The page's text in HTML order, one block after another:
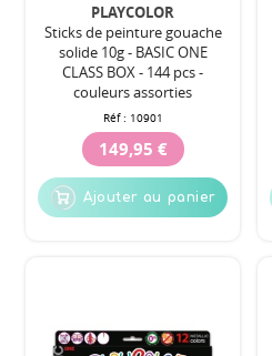
PLAYCOLOR
Sticks de peinture gouache
solide 10g - BASIC ONE
CLASS BOX - 144 pcs -
couleurs assorties
Réf : 10901
149,95 €
Ajouter au panier